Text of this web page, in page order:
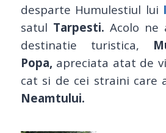
desparte Humulestiul lui
satul Tarpesti. Acolo ne
destinatie turistica,
Popa, apreciata atat de
cat si de cei straini care
Neamtului.